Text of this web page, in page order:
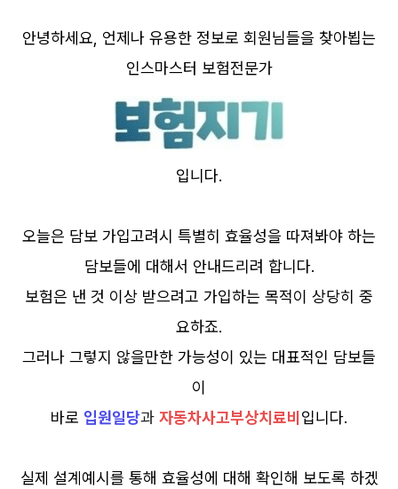
안녕하세요, 언제나 유용한 정보로 회원님들을 찾아뵙는
인스마스터 보험전문가
입니다.
오늘은 담보 가입고려시 특별히 효율성을 따져봐야 하는
담보들에 대해서 안내드리려 합니다.
보험은 낸 것 이상 받으려고 가입하는 목적이 상당히 중
요하죠.
그러나 그렇지 않을만한 가능성이 있는 대표적인 담보들
이
바로 입원일당과 자동차사고부상치료비 입니다.
실제 설계예시를 통해 효율성에 대해 확인해 보도록 하겠